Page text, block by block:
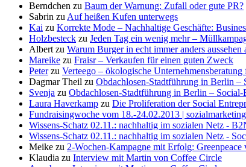
Berndchen zu Baum der Warnung: Zufall oder gute PR?
Sabrin zu Auf heißen Kufen unterwegs
Kai zu Korrekte Mode – Nachhaltige Geschäfte:
Holzbesteck zu Jeden Tag ein wenig mehr –
Albert zu Warum Burger in echt immer anders aussehen
Mareike zu Fraisr – Verkaufen für einen guten Zweck
Peterzu Verteego – ökologische
Dagmar Theil zu Obdachlosen-Stadtführung in Berlin –
Svenja zu Obdachlosen-Stadtführung in Berlin – Social-
Laura Haverkamp zu Die Proliferation der Social
Fundraisingwoche vom 18.-24.02.2013 |
Wissens-Schatz 02.11.: nachhaltig im sozialen Netz -
Wissens-Schatz 02.11.: nachhaltig im sozialen Netz -
Meike zu 2-Wochen-Kampagne mit Erfolg: Greenpeace
Klaudia zu Interview mit Martin von Coffee Circle